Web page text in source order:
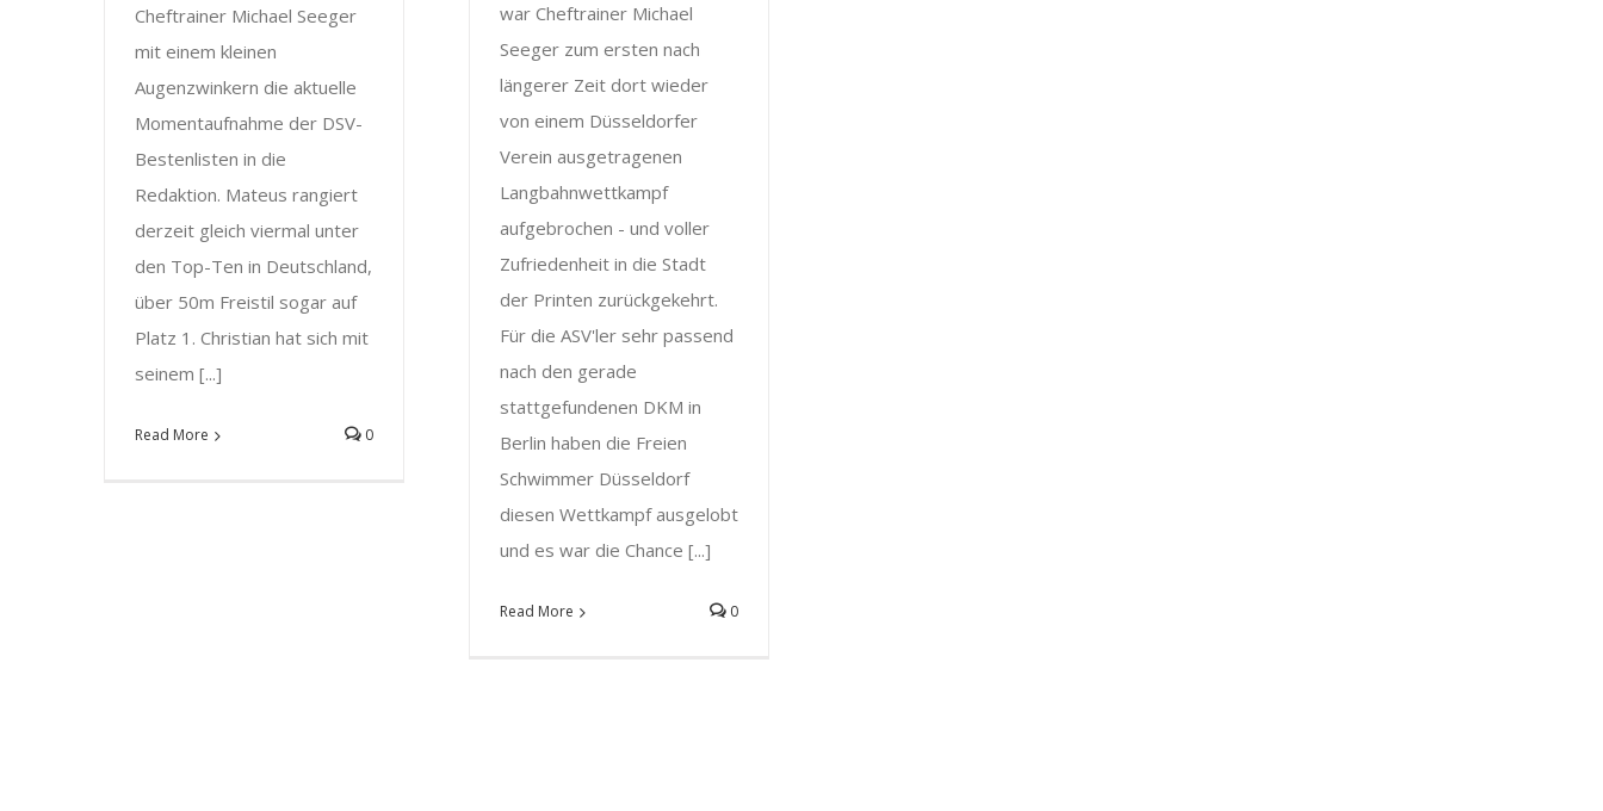
Cheftrainer Michael Seeger
mit einem kleinen
Augenzwinkern die aktuelle
Momentaufnahme der DSV-
Bestenlisten in die
Redaktion. Mateus rangiert
derzeit gleich viermal unter
den Top-Ten in Deutschland,
über 50m Freistil sogar auf
Platz 1. Christian hat sich mit
seinem [...]
Read More 0
war Cheftrainer Michael
Seeger zum ersten nach
längerer Zeit dort wieder
von einem Düsseldorfer
Verein ausgetragenen
Langbahnwettkampf
aufgebrochen - und voller
Zufriedenheit in die Stadt
der Printen zurückgekehrt.
Für die ASV'ler sehr passend
nach den gerade
stattgefundenen DKM in
Berlin haben die Freien
Schwimmer Düsseldorf
diesen Wettkampf ausgelobt
und es war die Chance [...]
Read More 0